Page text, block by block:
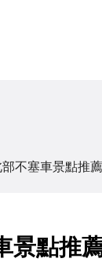
部不塞車景點推
景點推